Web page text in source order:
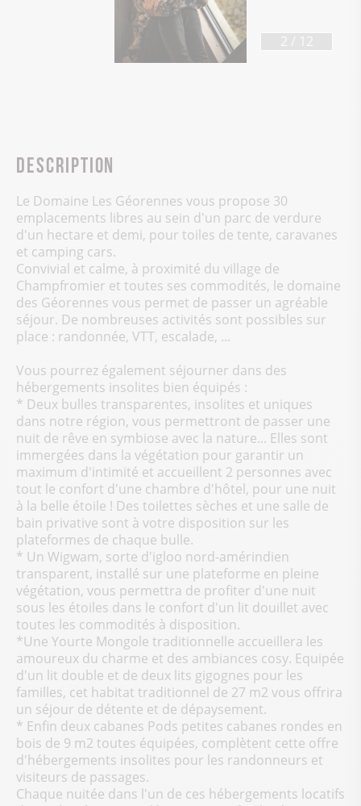
2 / 12
Description
Le Domaine Les Géorennes vous propose 30
emplacements libres au sein d'un parc de verdure
d'un hectare et demi, pour toiles de tente, caravanes
et camping cars.
Convivial et calme, à proximité du village de
Champfromier et toutes ses commodités, le domaine
des Géorennes vous permet de passer un agréable
séjour. De nombreuses activités sont possibles sur
place : randonnée, VTT, escalade, ...
Vous pourrez également séjourner dans des
hébergements insolites bien équipés :
* Deux bulles transparentes, insolites et uniques
dans notre région, vous permettront de passer une
nuit de rêve en symbiose avec la nature... Elles sont
immergées dans la végétation pour garantir un
maximum d'intimité et accueillent 2 personnes avec
tout le confort d'une chambre d'hôtel, pour une nuit
à la belle étoile ! Des toilettes sèches et une salle de
bain privative sont à votre disposition sur les
plateformes de chaque bulle.
* Un Wigwam, sorte d'igloo nord-amérindien
transparent, installé sur une plateforme en pleine
végétation, vous permettra de profiter d'une nuit
sous les étoiles dans le confort d'un lit douillet avec
toutes les commodités à disposition.
*Une Yourte Mongole traditionnelle accueillera les
amoureux du charme et des ambiances cosy. Equipée
d'un lit double et de deux lits gigognes pour les
familles, cet habitat traditionnel de 27 m2 vous offrira
un séjour de détente et de dépaysement.
* Enfin deux cabanes Pods petites cabanes rondes en
bois de 9 m2 toutes équipées, complètent cette offre
d'hébergements insolites pour les randonneurs et
visiteurs de passages.
Chaque nuitée dans l'un de ces hébergements locatifs